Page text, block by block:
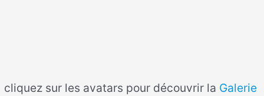
cliquez sur les avatars pour découvrir la Galerie